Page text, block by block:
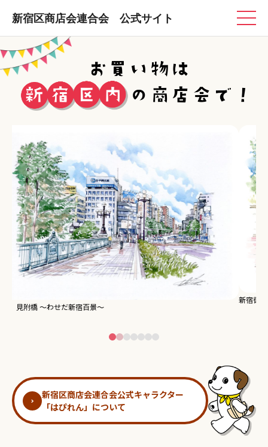
新宿区商店会連合会 公式サイト
新宿区商店会連合会公式キャラクター
「はぴれん」について